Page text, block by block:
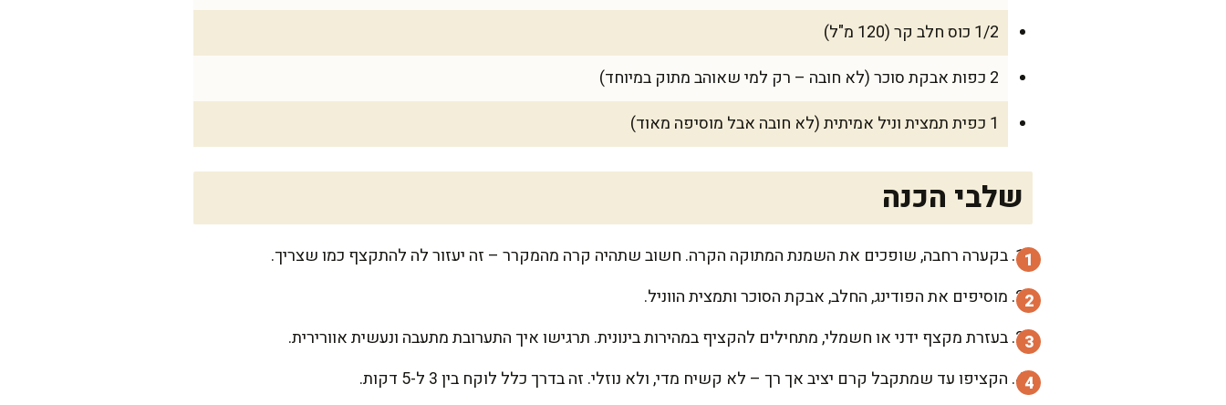
1/2 כוס חלב קר (120 מ"ל)
2 כפות אבקת סוכר (לא חובה – רק למי שאוהב מתוק במיוחד)
1 כפית תמצית וניל אמיתית (לא חובה אבל מוסיפה מאוד)
שלבי הכנה
בקערה רחבה, שופכים את השמנת המתוקה הקרה. חשוב שתהיה קרה מהמקרר – זה יעזור לה להתקצף כמו שצריך.
מוסיפים את הפודינג, החלב, אבקת הסוכר ותמצית הווניל.
בעזרת מקצף ידני או חשמלי, מתחילים להקציף במהירות בינונית. תרגישו איך התערובת מתעבה ונעשית אוורירית.
הקציפו עד שמתקבל קרם יציב אך רך – לא קשיח מדי, ולא נוזלי. זה בדרך כלל לוקח בין 3 ל-5 דקות.